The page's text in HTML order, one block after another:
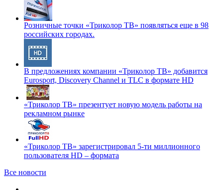
Розничные точки «Триколор ТВ» появляться еще в 98
российских городах.
В предложениях компании «Триколор ТВ» добавится
Eurosport, Discovery Channel и TLC в формате HD
«Триколор ТВ» презентует новую модель работы на
рекламном рынке
«Триколор ТВ» зарегистрировал 5-ти миллионного
пользователя HD – формата
Все новости